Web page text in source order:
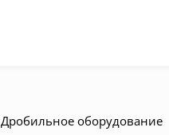
Дробильное оборудование